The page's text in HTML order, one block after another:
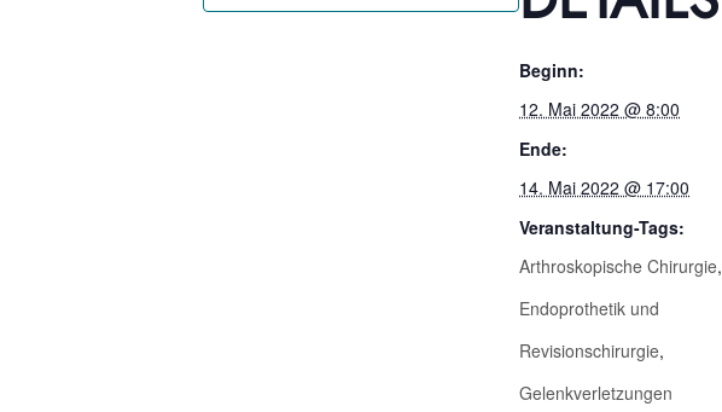
Beginn:
12. Mai 2022 @ 8:00
Ende:
14. Mai 2022 @ 17:00
Veranstaltung-Tags:
Arthroskopische Chirurgie,
Endoprothetik und
Revisionschirurgie,
Gelenkverletzungen